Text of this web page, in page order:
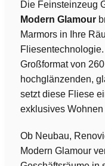
Die Feinsteinzeug
Modern Glamour
Marmors in Ihre
Großformat von
hochglänzenden,
setzt diese Fliese
exklusives
Ob Neubau,
Modern Glamour